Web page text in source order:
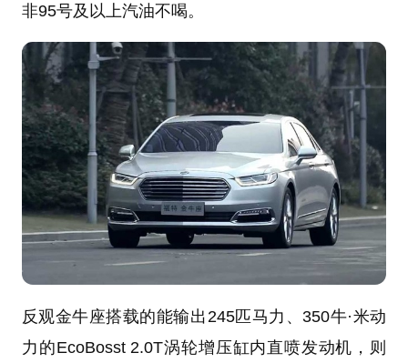
非95号及以上汽油不喝。
反观金牛座搭载的能输出245匹马力、350牛·米动
力的EcoBosst 2.0T涡轮增压缸内直喷发动机，则